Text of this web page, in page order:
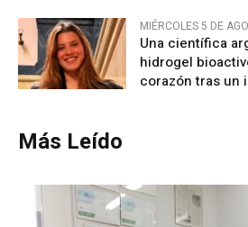
MIÉRCOLES 5 DE
Una científica
hidrogel
corazón tras un
Más Leído